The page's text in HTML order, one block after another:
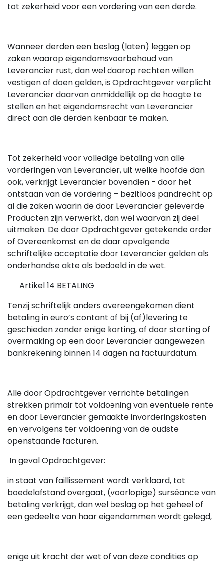
tot zekerheid voor een vordering van een derde.
Wanneer derden een beslag (laten) leggen op
zaken waarop eigendomsvoorbehoud van
Leverancier rust, dan wel daarop rechten willen
vestigen of doen gelden, is Opdrachtgever verplicht
Leverancier daarvan onmiddellijk op de hoogte te
stellen en het eigendomsrecht van Leverancier
direct aan die derden kenbaar te maken.
Tot zekerheid voor volledige betaling van alle
vorderingen van Leverancier, uit welke hoofde dan
ook, verkrijgt Leverancier bovendien - door het
ontstaan van de vordering – bezitloos pandrecht op
al die zaken waarin de door Leverancier geleverde
Producten zijn ver­werkt, dan wel waarvan zij deel
uitmaken. De door Opdrachtgever getekende order
of Overeenkomst en de daar opvolgende
schriftelijke acceptatie door Leverancier gelden als
onderhandse akte als bedoeld in de wet.
Artikel 14 BETALING
Tenzij schriftelijk anders overeengekomen dient
betaling in euro’s contant of bij (af)levering te
geschieden zonder enige korting, of door storting of
overmaking op een door Leverancier aangewezen
bankrekening binnen 14 dagen na factuurdatum.
Alle door Opdrachtgever verrichte betalingen
strekken primair tot voldoening van eventuele rente
en door Leverancier gemaakte invorderingskosten
en vervolgens ter voldoening van de oudste
openstaande facturen.
In geval Opdrachtgever:
in staat van faillissement wordt verklaard, tot
boedelafstand overgaat, (voorlopige) sursé­ance van
betaling verkrijgt, dan wel beslag op het geheel of
een gedeelte van haar eigendommen wordt gelegd,
enige uit kracht der wet of van deze condities op